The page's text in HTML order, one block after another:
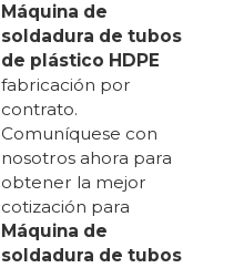
Máquina de
soldadura de tubos
de plástico HDPE
fabricación por
contrato.
Comuníquese con
nosotros ahora para
obtener la mejor
cotización para
Máquina de
soldadura de tubos